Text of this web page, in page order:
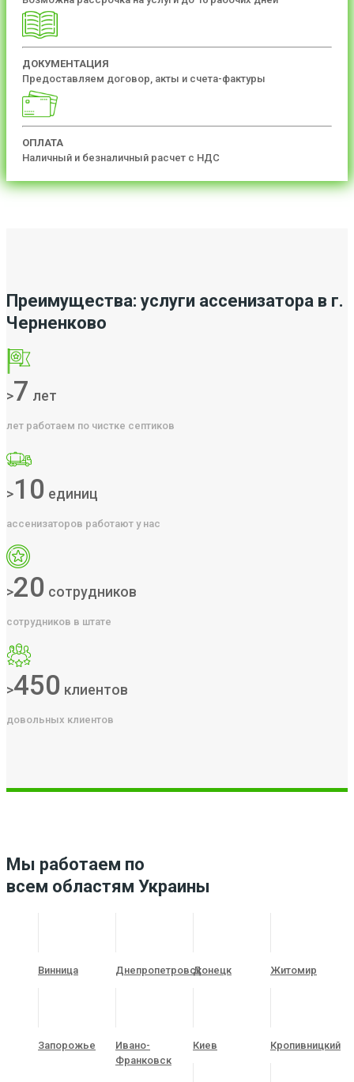
ДОКУМЕНТАЦИЯ
Предоставляем договор, акты и счета-фактуры
ОПЛАТА
Наличный и безналичный расчет с НДС
Преимущества: услуги ассенизатора в г.
Черненково
>7 лет
лет работаем по чистке септиков
>10 единиц
ассенизаторов работают у нас
>20 сотрудников
сотрудников в штате
>450 клиентов
довольных клиентов
Мы работаем по
всем областям Украины
Винница ДнепропетровскДонецк Житомир
Запорожье
Ивано-
Франковск
Киев Кропивницкий